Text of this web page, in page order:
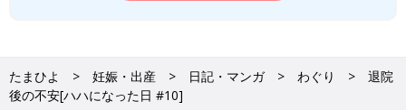
たまひよ 妊娠・出産 日記・マンガ わぐり
退院
後の不安[ハハになった日 #10]